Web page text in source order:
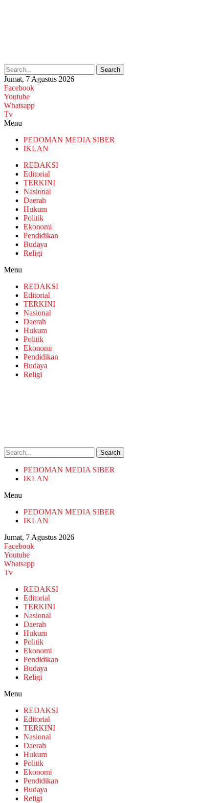
Search
Jumat, 7 Agustus 2026
Facebook
Youtube
Whatsapp
Tv
Menu
PEDOMAN MEDIA SIBER
IKLAN
REDAKSI
Editorial
TERKINI
Nasional
Daerah
Hukum
Politik
Ekonomi
Pendidikan
Budaya
Religi
Menu
REDAKSI
Editorial
TERKINI
Nasional
Daerah
Hukum
Politik
Ekonomi
Pendidikan
Budaya
Religi
Search
PEDOMAN MEDIA SIBER
IKLAN
Menu
PEDOMAN MEDIA SIBER
IKLAN
Jumat, 7 Agustus 2026
Facebook
Youtube
Whatsapp
Tv
REDAKSI
Editorial
TERKINI
Nasional
Daerah
Hukum
Politik
Ekonomi
Pendidikan
Budaya
Religi
Menu
REDAKSI
Editorial
TERKINI
Nasional
Daerah
Hukum
Politik
Ekonomi
Pendidikan
Budaya
Religi